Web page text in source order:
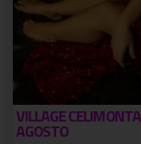
VILLAGE
AGOSTO